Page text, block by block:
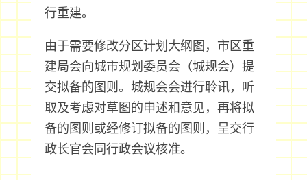
行重建。
由于需要修改分区计划大纲图，市区重
建局会向城市规划委员会（城规会）提
交拟备的图则。城规会会进行聆讯，听
取及考虑对草图的申述和意见，再将拟
备的图则或经修订拟备的图则，呈交行
政长官会同行政会议核准。